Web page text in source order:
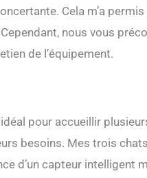
Cela m’a
nous vous
de l’équipement.
pour accueillir
besoins. Mes trois
d’un capteur intelligent